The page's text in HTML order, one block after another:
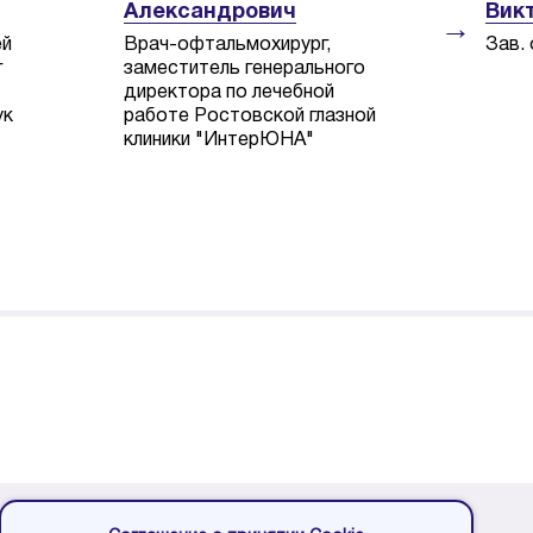
Александрович
Врач-офтальмохирург,
заместитель генерального
директора по лечебной
работе Ростовской глазной
клиники "ИнтерЮНА"
Зав.
→